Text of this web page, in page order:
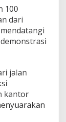
100
dari
jalan
kantor